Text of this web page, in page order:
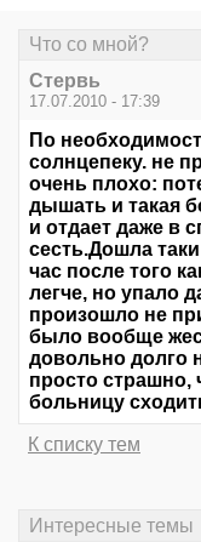
Что со мной?
Стервь
17.07.2010 - 17:39
По
солнцепеку. не
очень плохо:
дышать и такая
и отдает даже в
сесть.Дошла
час после того
легче, но упало
произошло не
было вообще
довольно долго
просто страшно,
больницу
К списку тем
Интересные темы